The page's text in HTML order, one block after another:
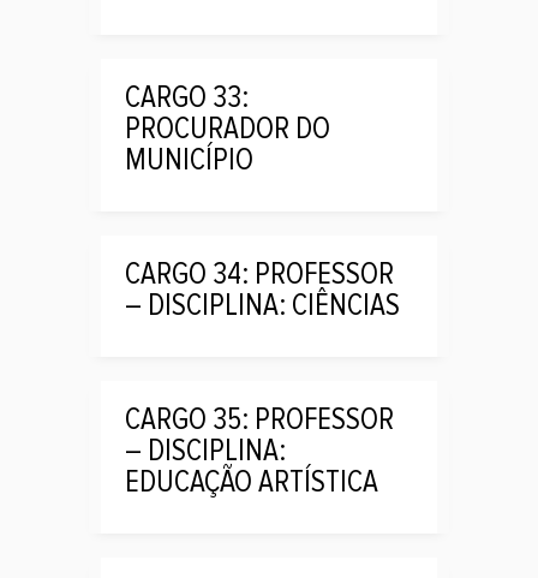
CARGO 33:
PROCURADOR DO
MUNICÍPIO
CARGO 34: PROFESSOR
– DISCIPLINA: CIÊNCIAS
CARGO 35: PROFESSOR
– DISCIPLINA:
EDUCAÇÃO ARTÍSTICA